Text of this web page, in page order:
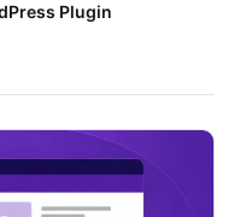
Plugin